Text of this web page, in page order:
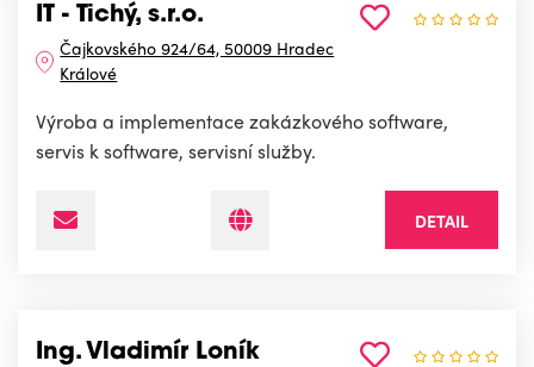
IT - Tichý, s.r.o.
Čajkovského 924/64, 50009 Hradec
Králové
Výroba a implementace zakázkového software,
servis k software, servisní služby.
DETAIL
Ing. Vladimír Loník